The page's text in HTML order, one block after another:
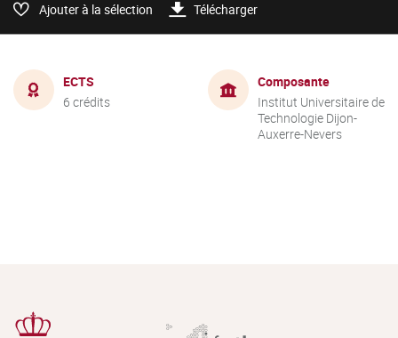
Ajouter à la sélection Télécharger
ECTS
6 crédits
Composante
Institut Universitaire de
Technologie Dijon-
Auxerre-Nevers